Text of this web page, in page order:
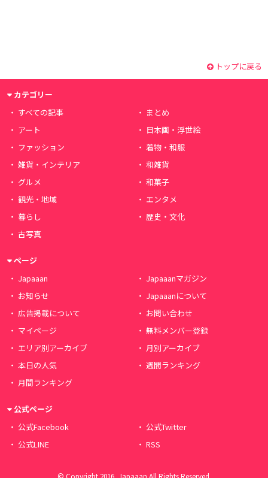
トップに戻る
カテゴリー
すべての記事
まとめ
アート
日本画・浮世絵
ファッション
着物・和服
雑貨・インテリア
和雑貨
グルメ
和菓子
観光・地域
エンタメ
暮らし
歴史・文化
古写真
ページ
Japaaan
Japaaanマガジン
お知らせ
Japaaanについて
広告掲載について
お問い合わせ
マイページ
無料メンバー登録
エリア別アーカイブ
月別アーカイブ
本日の人気
週間ランキング
月間ランキング
公式ページ
公式Facebook
公式Twitter
公式LINE
RSS